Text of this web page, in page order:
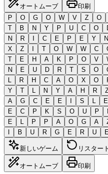
オートムーブ
印刷
P
O G O W V Z O
T
B N Y P U C O
N
R I C E P E Y N
X
Z I T O W W C
T
E H A K P O V
N
E U D R T S O
L
R H C A O X O
Y
T L N Y A H R
A
G C E E I S L E
E
C P K S O U P
E
L P P A O G A
I
B U R G E R U E
新しいゲーム リスタート
オートムーブ 印刷